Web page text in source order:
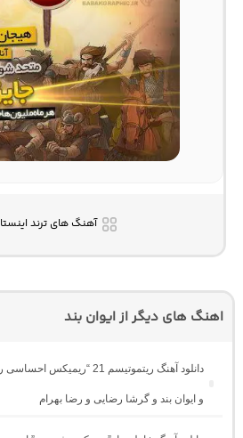
آهنگ های ترند
اهنگ های دیگر از ایوان بند
دانلود آهنگ ریتموتیسم 21
و ایوان بند و گرشا رضایی و رضا بهرام